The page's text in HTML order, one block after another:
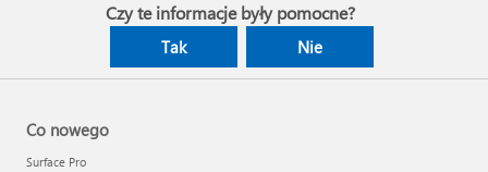
Czy te informacje były pomocne?
Tak Nie
Co nowego
Surface Pro